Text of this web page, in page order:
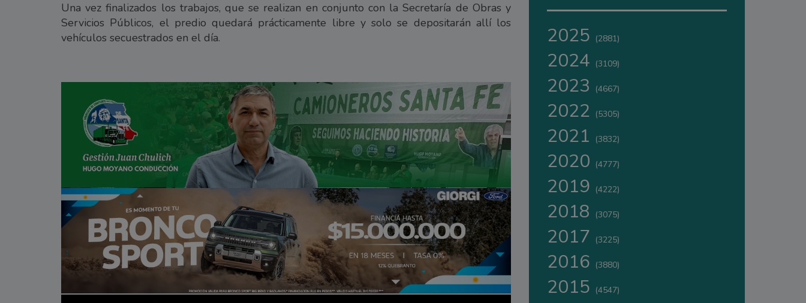
Una vez finalizados los trabajos, que se realizan en conjunto con la Secretaría de Obras y
Servicios Públicos, el predio quedará prácticamente libre y solo se depositarán allí los
vehículos secuestrados en el día.
2025 (2881)
2024 (3109)
2023 (4667)
2022 (5305)
2021 (3832)
2020 (4777)
2019 (4222)
2018 (3075)
2017 (3225)
2016 (3880)
2015 (4547)